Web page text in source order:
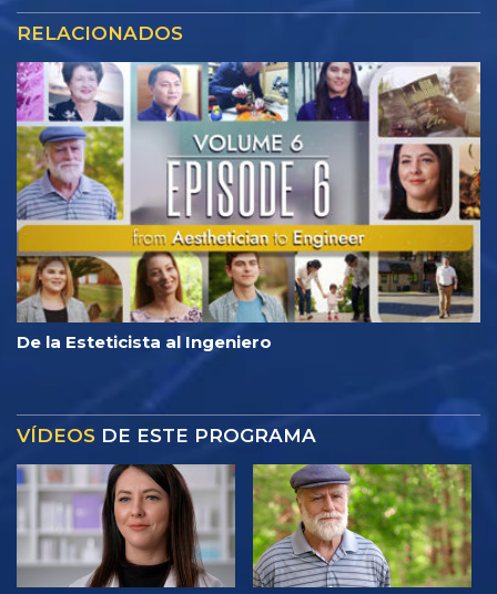
RELACIONADOS
De la Esteticista al Ingeniero
VÍDEOS DE ESTE PROGRAMA